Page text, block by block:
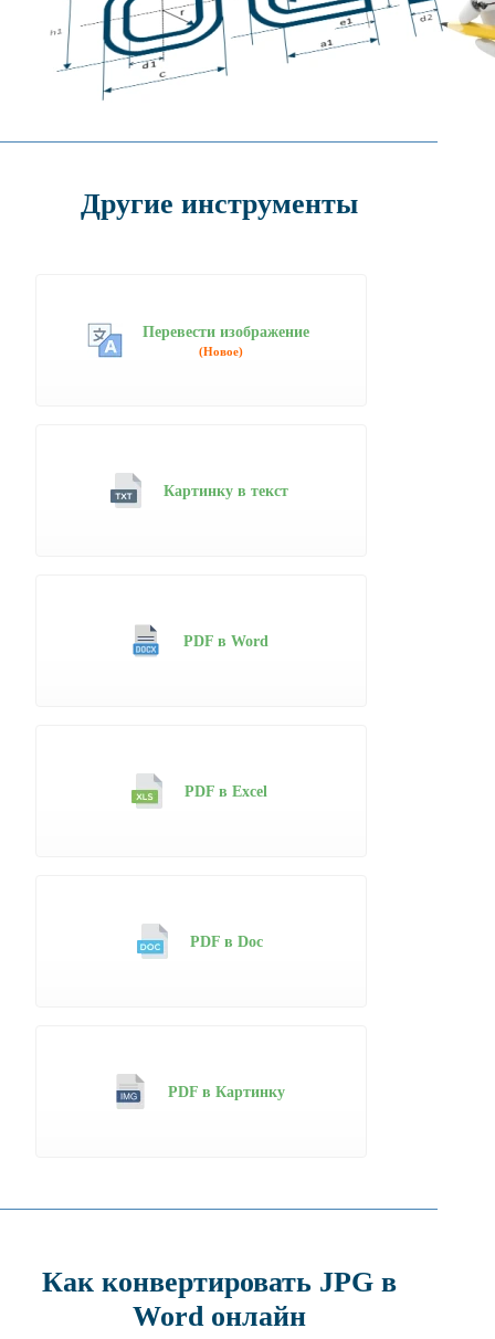
Другие инструменты
Перевести изображение
(Новое)
Картинку в текст
PDF в Word
PDF в Excel
PDF в Doc
PDF в Картинку
Как конвертировать JPG в
Word онлайн